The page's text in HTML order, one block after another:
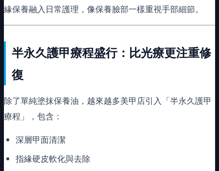
緣保養融入日常護理，像保養臉部一樣重視手部細節。
半永久護甲療程盛行：比光療更注重修
復
除了單純塗抹保養油，越來越多美甲店引入「半永久護甲
療程」，包含：
深層甲面清潔
指緣硬皮軟化與去除